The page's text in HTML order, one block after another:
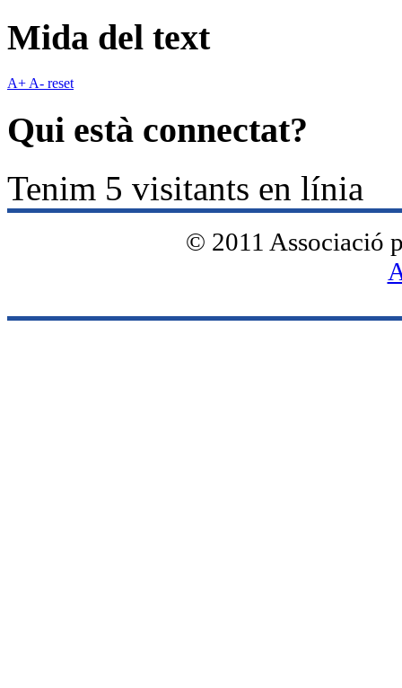
Mida del text
A+ A- reset
Qui està connectat?
Tenim 5 visitants en línia
© 2011 Associació